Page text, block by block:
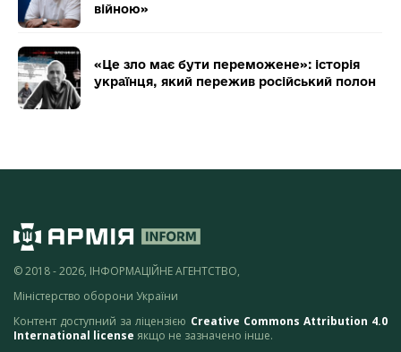
війною»
«Це зло має бути переможене»: історія
українця, який пережив російський полон
© 2018 - 2026, ІНФОРМАЦІЙНЕ АГЕНТСТВО,
Міністерство оборони України
Контент доступний за ліцензією Creative Commons Attribution 4.0
International license якщо не зазначено інше.